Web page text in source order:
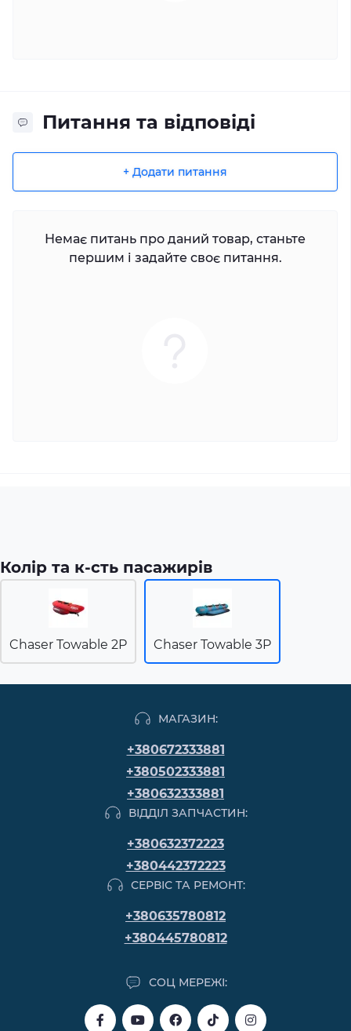
Питання та відповіді
+ Додати питання
Немає питань про даний товар, станьте
першим і задайте своє питання.
Колір та к-сть пасажирів
Chaser Towable 2P Chaser Towable 3P
МАГАЗИН:
+380672333881
+380502333881
+380632333881
ВІДДІЛ ЗАПЧАСТИН:
+380632372223
+380442372223
СЕРВІС ТА РЕМОНТ:
+380635780812
+380445780812
СОЦ МЕРЕЖІ: